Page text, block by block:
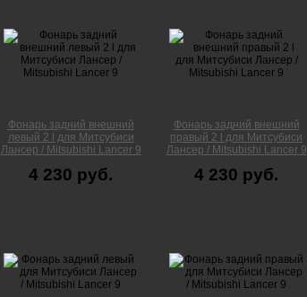
Фонарь задний внешний
левый 2 l для Митсубиси
Лансер / Mitsubishi Lancer 9
4 230 руб.
Фонарь задний внешний
правый 2 l для Митсубиси
Лансер / Mitsubishi Lancer 9
4 230 руб.